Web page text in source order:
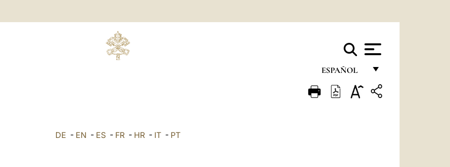
ESPAÑOL
FRANÇAIS
DE - EN - ES- FR- HR- IT- PT